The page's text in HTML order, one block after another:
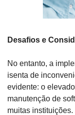
Desafios e
No entanto, a
isenta de
evidente: o
manutenção de
muitas